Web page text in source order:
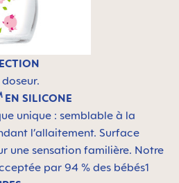
EN SILICONE
unique : semblable à la
l’allaitement. Surface
une sensation familière. Notre
par 94 % des bébés1